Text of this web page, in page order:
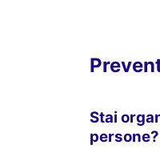
Stai
persone?